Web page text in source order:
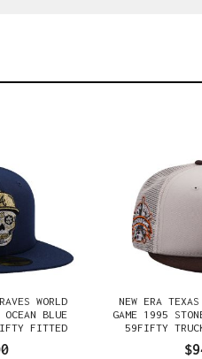
WORLD
BLUE
FITTED
NEW ERA
GAME 1995
59FIFTY